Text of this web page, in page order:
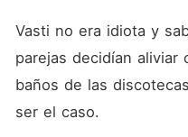
Vasti no era idiota y
parejas decidían aliviar
baños de las
ser el caso.